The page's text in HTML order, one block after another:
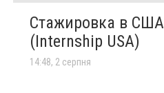
Стажировка в США
(Internship USA)
14:48, 2 серпня